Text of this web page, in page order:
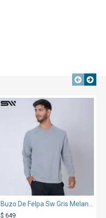
TEXTTRANSPARENTE
$ 649